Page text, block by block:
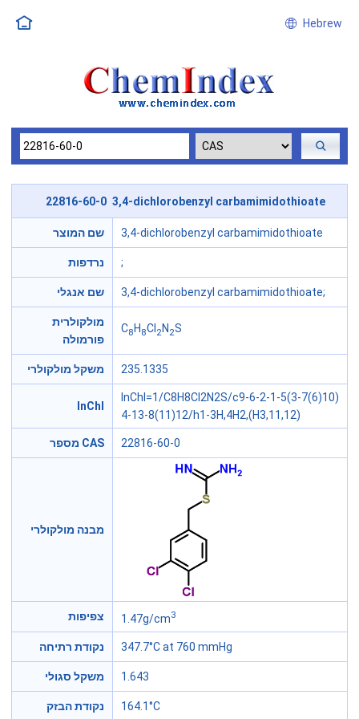
Hebrew
22816-60-0 3,4-dichlorobenzyl carbamimidothioate
שם המוצר 3,4-dichlorobenzyl carbamimidothioate
נרדפות ;
שם אנגלי 3,4-dichlorobenzyl carbamimidothioate;
מולקולרית
פורמולה
C8 H 8Cl 2N 2S
משקל מולקולרי 235.1335
InChl
InChI=1/C8H8Cl2N2S/c9-6-2-1-5(3-7(6)10)
4-13-8(11)12/h1-3H,4H2,(H3,11,12)
מספר CAS 22816-60-0
מבנה מולקולרי
צפיפות 1.47g/cm3
נקודת רתיחה 347.7°C at 760 mmHg
משקל סגולי 1.643
נקודת הבזק 164.1°C